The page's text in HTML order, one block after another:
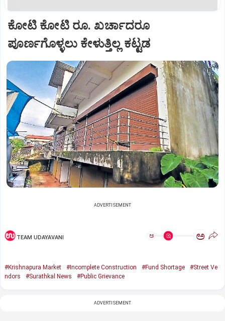
ಕೋಟಿ ಕೋಟಿ ರೂ. ಖರ್ಚಾದರೂ
ಪೂರ್ಣಗೊಳ್ಳಲು ಕೇಳುತ್ತಿಲ್ಲ ಕಟ್ಟಡ
ADVERTISEMENT
TEAM UDAYAVANI ಅ ಅ
#Krishnapura Market #Incomplete Construction #Fund Shortage
#Street Ve
ndors
#Surathkal News #Public Grievance
ADVERTISEMENT